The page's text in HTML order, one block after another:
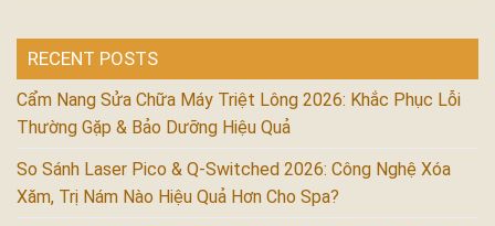
RECENT POSTS
Cẩm Nang Sửa Chữa Máy Triệt Lông 2026: Khắc Phục Lỗi
Thường Gặp & Bảo Dưỡng Hiệu Quả
So Sánh Laser Pico & Q-Switched 2026: Công Nghệ Xóa
Xăm, Trị Nám Nào Hiệu Quả Hơn Cho Spa?